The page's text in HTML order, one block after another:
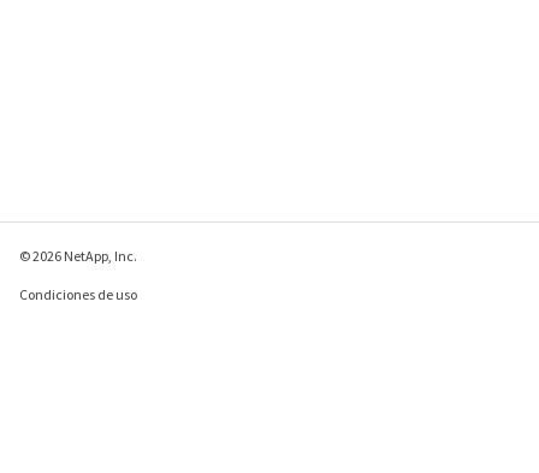
© 2026 NetApp, Inc.
Condiciones de uso